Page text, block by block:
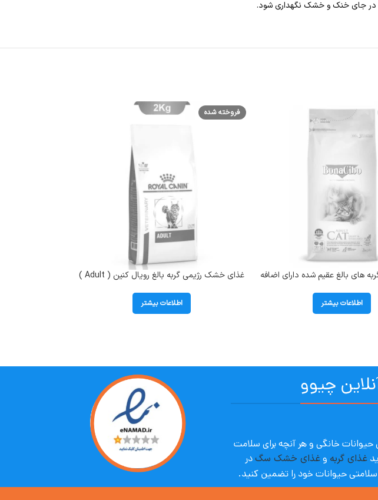
های بالغ عقیم شده دارای اضافه
اطلاعات بیشتر
فروخته شده
غذای خشک رژیمی گربه بالغ رویال کنین ( Adult )
اطلاعات بیشتر
چیوو
حیوانات خانگی و هر آنچه برای سلامت
غذای گربه وغذای خشک سگدر
سلامتی حیوانات خود را تضمین کنید.